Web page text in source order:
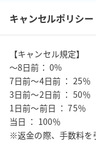
キャンセルポリシー
【キャンセル規定】
〜8日前： 0%
7日前〜4日前 ： 25％
3日前〜2日前 ： 50％
1日前〜前日 ： 75％
当日 ： 100％
※返金の際、手数料を